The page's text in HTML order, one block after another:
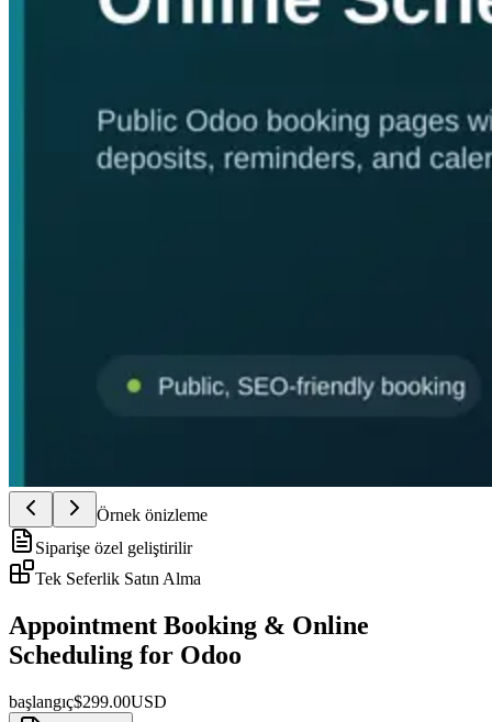
Örnek önizleme
Siparişe özel geliştirilir
Tek Seferlik Satın Alma
Appointment Booking & Online
Scheduling for Odoo
başlangıç$299.00USD